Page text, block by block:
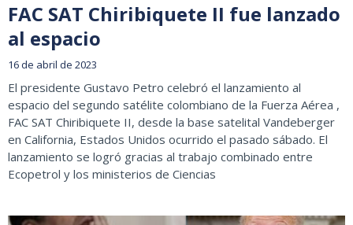
FAC SAT Chiribiquete II fue lanzado
al espacio
16 de abril de 2023
El presidente Gustavo Petro celebró el lanzamiento al
espacio del segundo satélite colombiano de la Fuerza Aérea ,
FAC SAT Chiribiquete II, desde la base satelital Vandeberger
en California, Estados Unidos ocurrido el pasado sábado. El
lanzamiento se logró gracias al trabajo combinado entre
Ecopetrol y los ministerios de Ciencias